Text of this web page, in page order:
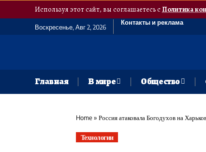
Используя этот сайт, вы соглашаетесь сПолитика
Воскресенье, Авг 2, 2026
Контакты и реклама
Главная В мире Общество
Home» Россия атаковала Богодухов на
Технологии